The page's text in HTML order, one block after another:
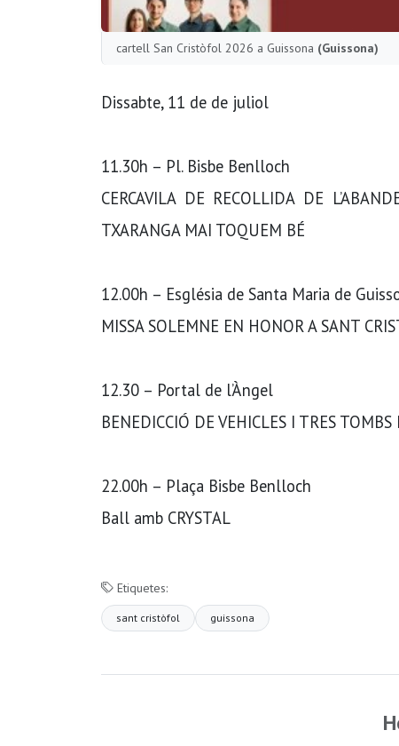
cartell San Cristòfol 2026 a Guissona (Guissona)
Dissabte, 11 de de juliol
11.30h – Pl. Bisbe Benlloch
CERCAVILA DE RECOLLIDA DE
TXARANGA MAI TOQUEM BÉ
12.00h – Església de Santa Maria de
MISSA SOLEMNE EN HONOR A SANT
12.30 – Portal de l’Àngel
BENEDICCIÓ DE VEHICLES I TRES
22.00h – Plaça Bisbe Benlloch
Ball amb CRYSTAL
Etiquetes:
sant cristòfol guissona